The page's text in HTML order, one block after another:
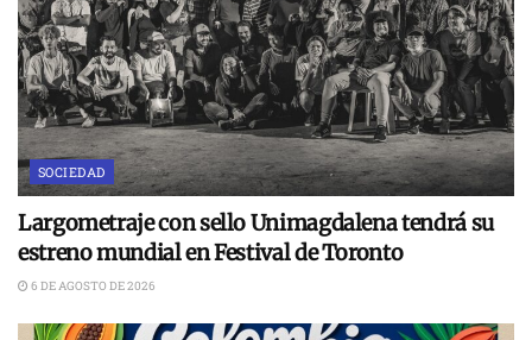
SOCIEDAD
Largometraje con sello Unimagdalena tendrá su
estreno mundial en Festival de Toronto
6 DE AGOSTO DE 2026